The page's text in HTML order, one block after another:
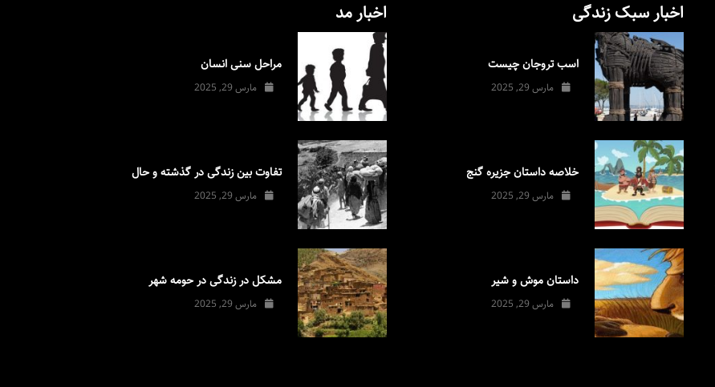
اخبار سبک زندگی
اسب تروجان چیست
مارس 29, 2025
خلاصه داستان جزیره گنج
مارس 29, 2025
داستان موش و شیر
مارس 29, 2025
اخبار مد
مراحل سنی انسان
مارس 29, 2025
تفاوت بین زندگی در گذشته و حال
مارس 29, 2025
مشکل در زندگی در حومه شهر
مارس 29, 2025